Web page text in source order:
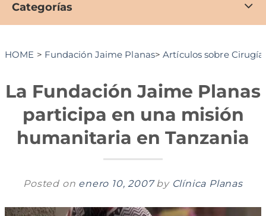
Categorías
HOME > Fundación Jaime Planas>Artículos sobre Cirugía
La Fundación Jaime Planas
participa en una misión
humanitaria en Tanzania
Posted on enero 10, 2007 by Clínica Planas